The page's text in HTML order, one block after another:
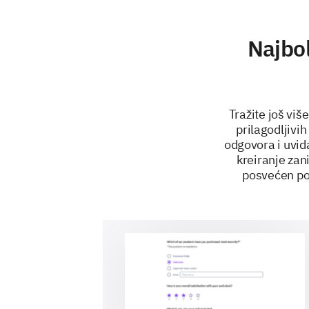
Tražite još
prilagodljivih
odgovora i
kreiranje
posvećen